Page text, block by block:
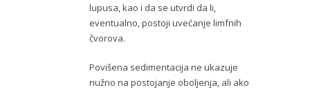
lupusa, kao i da se utvrdi da li,
eventualno, postoji uvećanje limfnih
čvorova.
Povišena sedimentacija ne ukazuje
nužno na postojanje oboljenja, ali ako